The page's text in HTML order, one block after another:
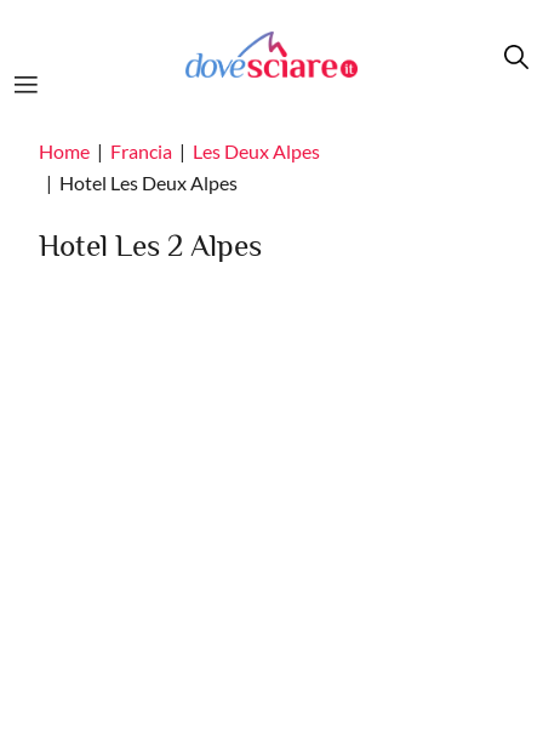
Home Francia
Les Deux Alpes
Hotel Les Deux Alpes
Hotel Les 2 Alpes